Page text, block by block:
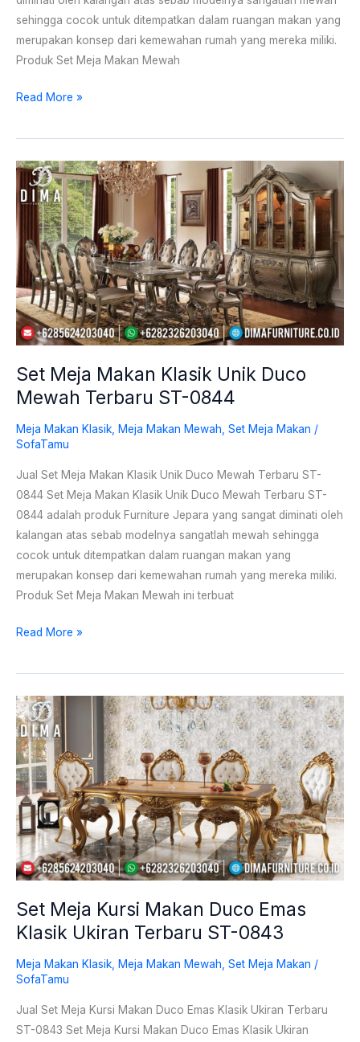
sehingga cocok untuk ditempatkan dalam ruangan makan yang
merupakan konsep dari kemewahan rumah yang mereka miliki.
Produk Set Meja Makan Mewah
Read More »
Set Meja Makan Klasik Unik Duco
Mewah Terbaru ST-0844
Meja Makan Klasik Meja Makan Mewah Set Meja Makan /
SofaTamu
Jual Set Meja Makan Klasik Unik Duco Mewah Terbaru ST-
0844 Set Meja Makan Klasik Unik Duco Mewah Terbaru ST-
0844 adalah produk Furniture Jepara yang sangat diminati oleh
kalangan atas sebab modelnya sangatlah mewah sehingga
cocok untuk ditempatkan dalam ruangan makan yang
merupakan konsep dari kemewahan rumah yang mereka miliki.
Produk Set Meja Makan Mewah ini terbuat
Set
Meja
Makan
Klasik
Unik
Duco
Mewah
Terbaru
ST-
Read More »
Set Meja Kursi Makan Duco Emas
Klasik Ukiran Terbaru ST-0843
Meja Makan Klasik Meja Makan Mewah Set Meja Makan /
SofaTamu
Jual Set Meja Kursi Makan Duco Emas Klasik Ukiran Terbaru
ST-0843 Set Meja Kursi Makan Duco Emas Klasik Ukiran
Set
Meja
Kursi
Makan
Duco
Emas
Klasik
Ukiran
Terbaru
0843